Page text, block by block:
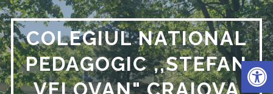
Deschide bara de unelte
Sari
la
conținutCOLEGIUL NATIONAL
PEDAGOGIC ,,STEFAN
VELOVAN" CRAIOVA